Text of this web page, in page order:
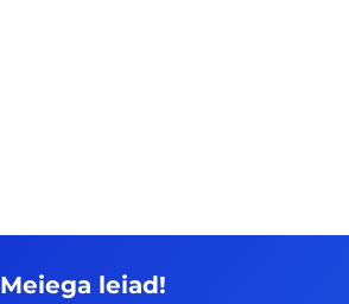
Meiega leiad!